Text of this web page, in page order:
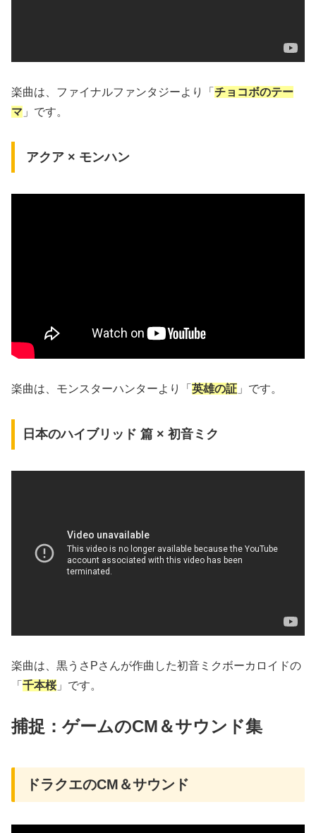
楽曲は、ファイナルファンタジーより「 チョコボのテー
マ 」です。
アクア × モンハン
楽曲は、モンスターハンターより「 英雄の証 」です。
日本のハイブリッド 篇 × 初音ミク
楽曲は、黒うさPさんが作曲した初音ミクボーカロイドの
「 千本桜」です。
捕捉：ゲームのCM＆サウンド集
ドラクエのCM＆サウンド